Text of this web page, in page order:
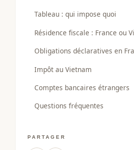
Tableau : qui impose quoi
Résidence fiscale : France ou
Obligations déclaratives en
Impôt au Vietnam
Comptes bancaires étrangers
Questions fréquentes
PARTAGER